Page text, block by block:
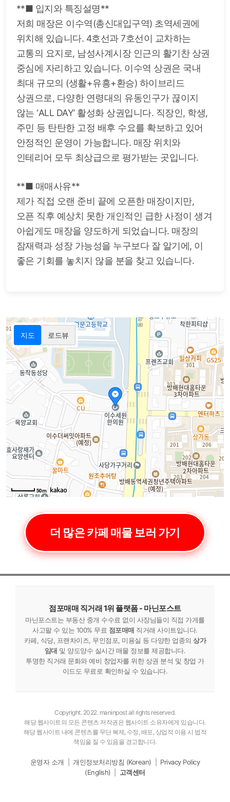
**■ 입지와 특징설명**
저희 매장은 이수역(총신대입구역) 초역세권에
위치해 있습니다. 4호선과 7호선이 교차하는
교통의 요지로, 남성사계시장 인근의 활기찬 상권
중심에 자리하고 있습니다. 이수역 상권은 국내
최대 규모의 (생활+유흥+환승) 하이브리드
상권으로, 다양한 연령대의 유동인구가 끊이지
않는 ‘ALL DAY’ 활성화 상권입니다. 직장인, 학생,
주민 등 탄탄한 고정 배후 수요를 확보하고 있어
안정적인 운영이 가능합니다. 매장 위치와
인테리어 모두 최상급으로 평가받는 곳입니다.
**■ 매매사유**
제가 직접 오랜 준비 끝에 오픈한 매장이지만,
오픈 직후 예상치 못한 개인적인 급한 사정이 생겨
아쉽게도 매장을 양도하게 되었습니다. 매장의
잠재력과 성장 가능성을 누구보다 잘 알기에, 이
좋은 기회를 놓치지 않을 분을 찾고 있습니다.
지도 로드뷰
50m
더 많은 카페 매물 보러 가기
점포매매 직거래 1위 플랫폼 - 마닌포스트
마닌포스트는 부동산 중개 수수료 없이 사장님들이 직접 가게를
사고팔 수 있는 100% 무료 점포매매 직거래 사이트입니다.
카페, 식당, 프랜차이즈, 무인점포, 미용실 등 다양한 업종의상가
임대 및 양도양수 실시간 매물 정보를 제공합니다.
투명한 직거래 문화와 예비 창업자를 위한 상권 분석 및 창업 가
이드도 무료로 확인하실 수 있습니다.
Copyright. 2022. maninpost all rights reserved.
해당 웹사이트의 모든 콘텐츠 저작권은 웹사이트 소유자에게 있습니다.
해당 웹사이트 내에 콘텐츠를 무단 복제, 수정, 배포, 상업적 이용 시 법적
책임을 질 수 있음을 경고합니다.
운영자 소개 개인정보처리방침 (Korean)
Privacy Policy
(English)
고객센터